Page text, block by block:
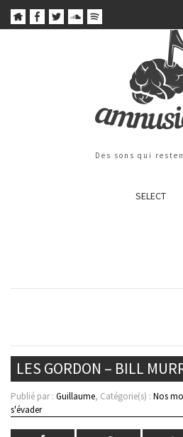
Des sons qui
SELECT
LES GORDON – BILL
Publié par : Guillaume, Catégorie(s) : Nos
s'évader